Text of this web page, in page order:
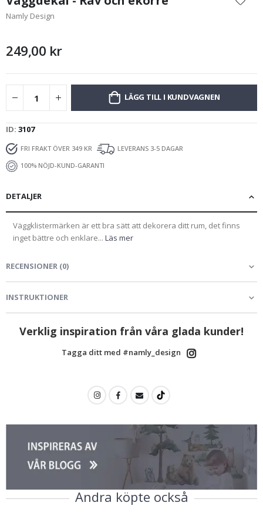
början
av
Namly Design
249,00 kr
LÄGG TILL I KUNDVAGNEN
ID 3107
FRI FRAKT ÖVER 349 KR
LEVERANS 3-5 DAGAR
100% NÖJD-KUND-GARANTI
DETALJER
Väggklistermärken är ett bra sätt att dekorera ditt rum, det finns
inget bättre och enklare... Läs mer
RECENSIONER (0)
INSTRUKTIONER
Verklig inspiration från våra glada kunder!
Tagga ditt med #namly_design
Andra köpte också